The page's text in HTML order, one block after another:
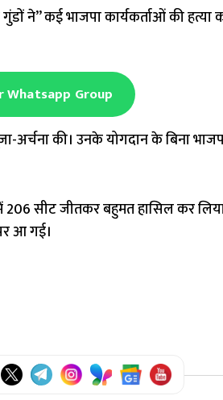
ने’’ कई भाजपा कार्यकर्ताओं की हत्या
Whatsapp Group
की। उनके योगदान के बिना
206 सीट जीतकर बहुमत हासिल कर
आ गई।